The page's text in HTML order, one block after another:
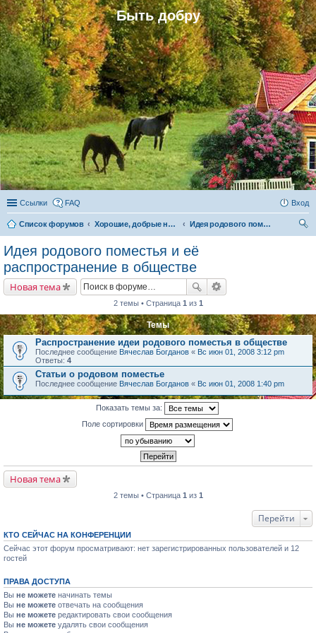
Быть добру
Ссылки FAQ Вход
Список форумов Хорошие, добрые новости и их распространение в обществе
Идея родового поместья и её распространение в обществе
Идея родового поместья и её
распространение в обществе
Новая тема
2 темы • Страница 1 из 1
Темы
Распространение идеи родового поместья в обществе
Последнее сообщение Вячеслав Богданов « Вс июн 01, 2008 3:12 pm
Ответы: 4
Статьи о родовом поместье
Последнее сообщение Вячеслав Богданов « Вс июн 01, 2008 1:40 pm
Показать темы за:
Поле сортировки
Новая тема
2 темы • Страница 1 из 1
Перейти
КТО СЕЙЧАС НА КОНФЕРЕНЦИИ
Сейчас этот форум просматривают: нет зарегистрированных пользователей и 12
гостей
ПРАВА ДОСТУПА
Вы не можете начинать темы
Вы не можете отвечать на сообщения
Вы не можете редактировать свои сообщения
Вы не можете удалять свои сообщения